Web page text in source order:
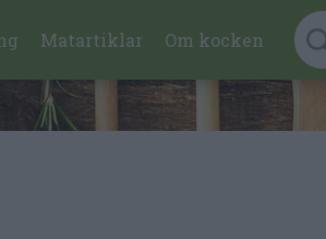
Matartiklar Om kocken